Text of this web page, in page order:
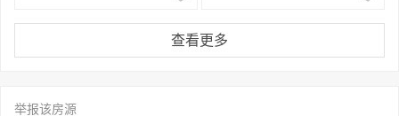
查看更多
举报该房源